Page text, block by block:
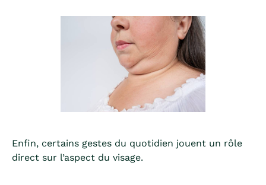
Enfin, certains gestes du quotidien jouent un rôle
direct sur l’aspect du visage.